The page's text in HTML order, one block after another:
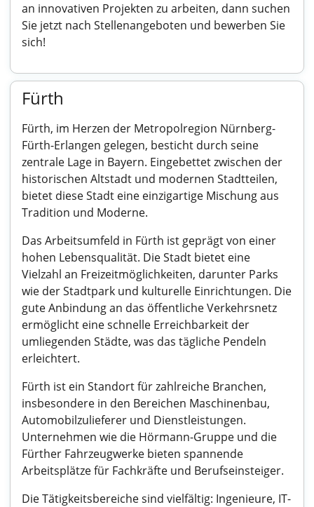
an innovativen Projekten zu arbeiten, dann suchen
Sie jetzt nach Stellenangeboten und bewerben Sie
sich!
Fürth
Fürth, im Herzen der Metropolregion Nürnberg-
Fürth-Erlangen gelegen, besticht durch seine
zentrale Lage in Bayern. Eingebettet zwischen der
historischen Altstadt und modernen Stadtteilen,
bietet diese Stadt eine einzigartige Mischung aus
Tradition und Moderne.
Das Arbeitsumfeld in Fürth ist geprägt von einer
hohen Lebensqualität. Die Stadt bietet eine
Vielzahl an Freizeitmöglichkeiten, darunter Parks
wie der Stadtpark und kulturelle Einrichtungen. Die
gute Anbindung an das öffentliche Verkehrsnetz
ermöglicht eine schnelle Erreichbarkeit der
umliegenden Städte, was das tägliche Pendeln
erleichtert.
Fürth ist ein Standort für zahlreiche Branchen,
insbesondere in den Bereichen Maschinenbau,
Automobilzulieferer und Dienstleistungen.
Unternehmen wie die Hörmann-Gruppe und die
Fürther Fahrzeugwerke bieten spannende
Arbeitsplätze für Fachkräfte und Berufseinsteiger.
Die Tätigkeitsbereiche sind vielfältig: Ingenieure, IT-